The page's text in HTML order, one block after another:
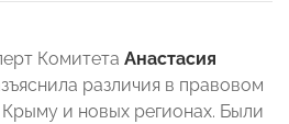
Комитета Анастасия
различия в правовом
и новых регионах. Были